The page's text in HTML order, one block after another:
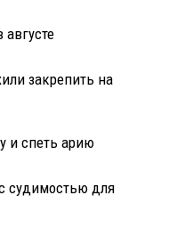
закрепить на
и спеть арию
судимостью для